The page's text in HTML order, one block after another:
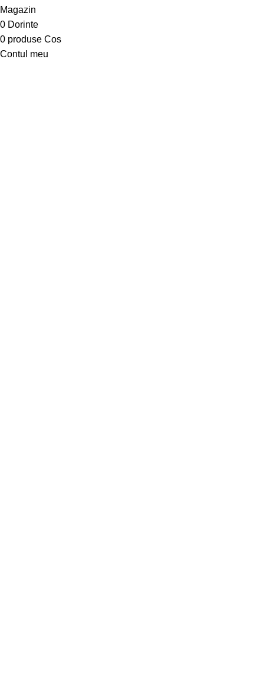
Magazin
0 Dorinte
0 produse Cos
Contul meu